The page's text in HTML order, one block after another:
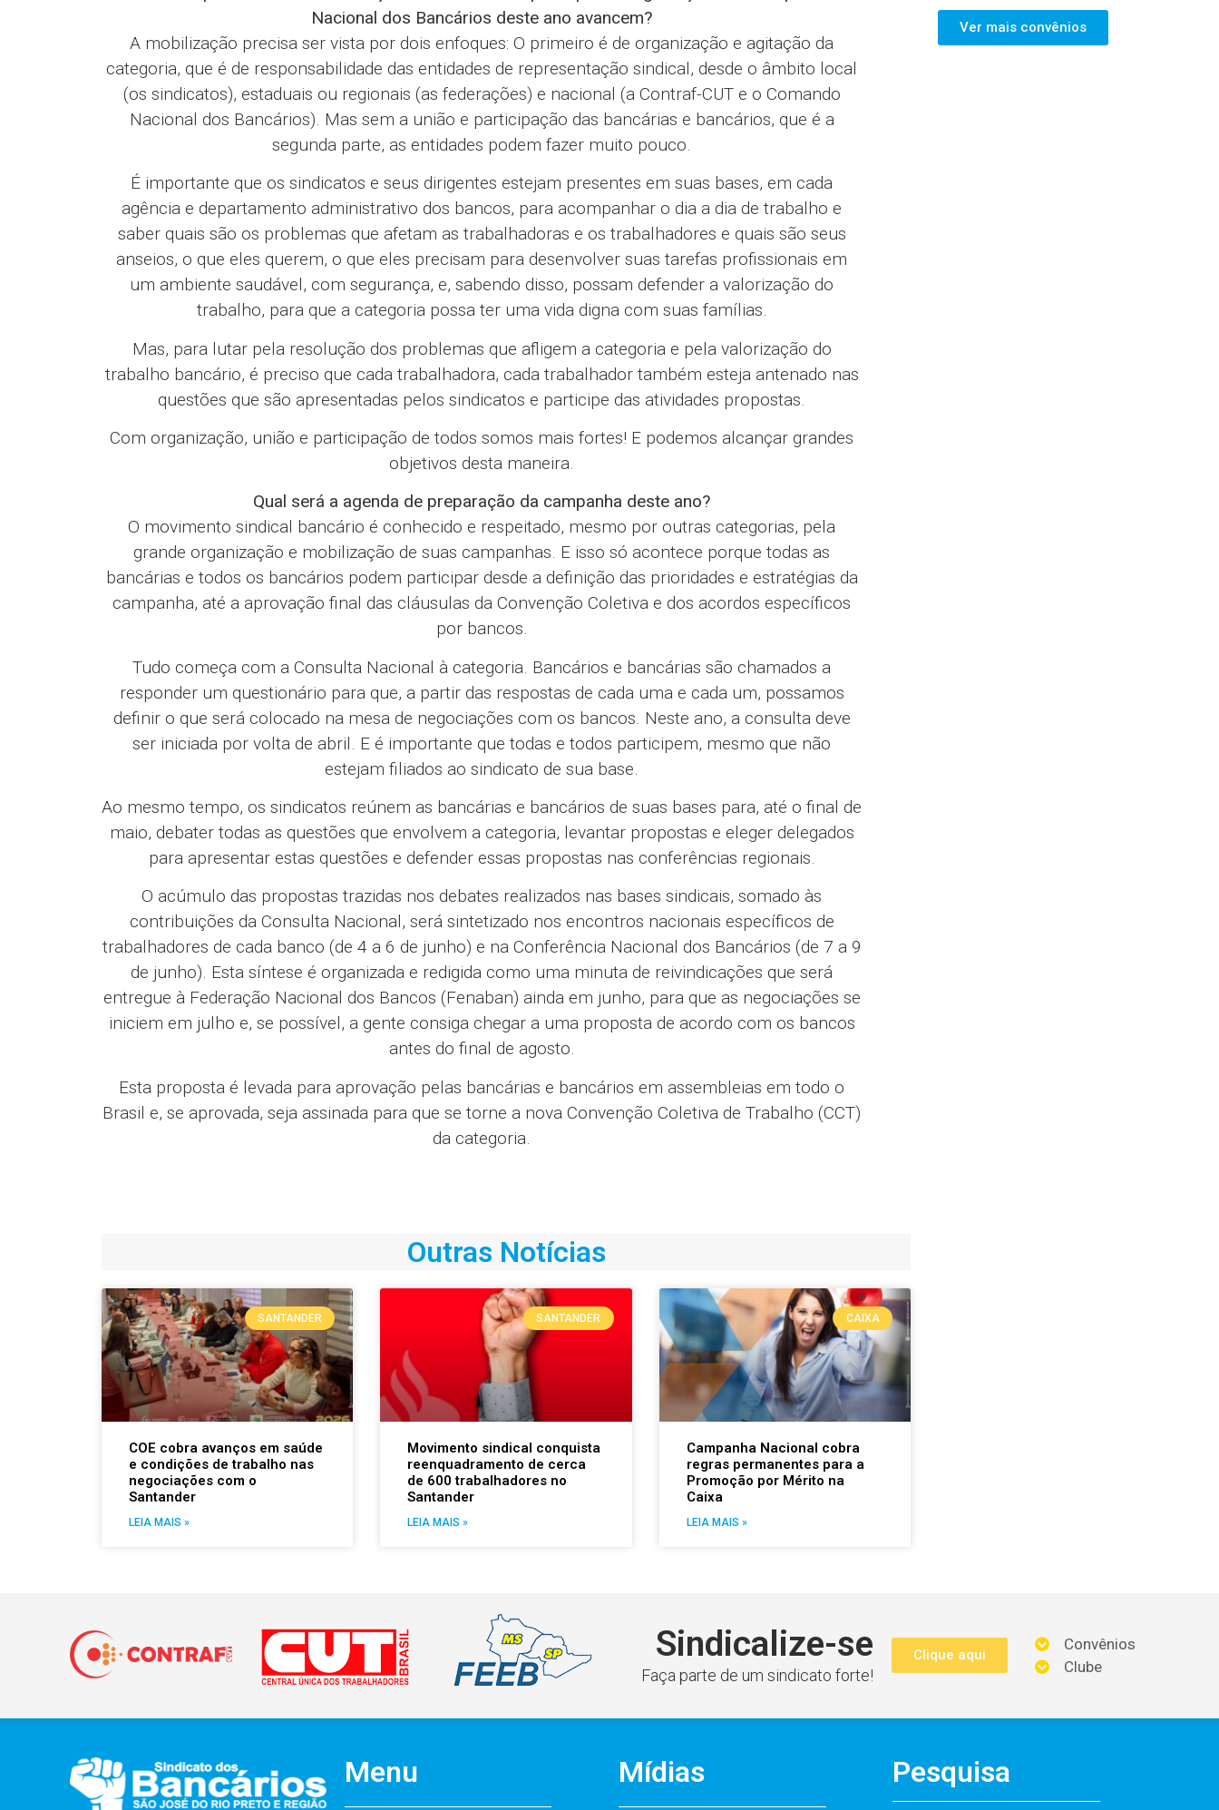
Nacional dos Bancários deste ano avancem?
A mobilização precisa ser vista por dois enfoques: O primeiro é de organização e agitação da
categoria, que é de responsabilidade das entidades de representação sindical, desde o âmbito local
(os sindicatos), estaduais ou regionais (as federações) e nacional (a Contraf-CUT e o Comando
Nacional dos Bancários). Mas sem a união e participação das bancárias e bancários, que é a
segunda parte, as entidades podem fazer muito pouco.
É importante que os sindicatos e seus dirigentes estejam presentes em suas bases, em cada
agência e departamento administrativo dos bancos, para acompanhar o dia a dia de trabalho e
saber quais são os problemas que afetam as trabalhadoras e os trabalhadores e quais são seus
anseios, o que eles querem, o que eles precisam para desenvolver suas tarefas profissionais em
um ambiente saudável, com segurança, e, sabendo disso, possam defender a valorização do
trabalho, para que a categoria possa ter uma vida digna com suas famílias.
Mas, para lutar pela resolução dos problemas que afligem a categoria e pela valorização do
trabalho bancário, é preciso que cada trabalhadora, cada trabalhador também esteja antenado nas
questões que são apresentadas pelos sindicatos e participe das atividades propostas.
Com organização, união e participação de todos somos mais fortes! E podemos alcançar grandes
objetivos desta maneira.
Qual será a agenda de preparação da campanha deste ano?
O movimento sindical bancário é conhecido e respeitado, mesmo por outras categorias, pela
grande organização e mobilização de suas campanhas. E isso só acontece porque todas as
bancárias e todos os bancários podem participar desde a definição das prioridades e estratégias da
campanha, até a aprovação final das cláusulas da Convenção Coletiva e dos acordos específicos
por bancos.
Tudo começa com a Consulta Nacional à categoria. Bancários e bancárias são chamados a
responder um questionário para que, a partir das respostas de cada uma e cada um, possamos
definir o que será colocado na mesa de negociações com os bancos. Neste ano, a consulta deve
ser iniciada por volta de abril. E é importante que todas e todos participem, mesmo que não
estejam filiados ao sindicato de sua base.
Ao mesmo tempo, os sindicatos reúnem as bancárias e bancários de suas bases para, até o final de
maio, debater todas as questões que envolvem a categoria, levantar propostas e eleger delegados
para apresentar estas questões e defender essas propostas nas conferências regionais.
O acúmulo das propostas trazidas nos debates realizados nas bases sindicais, somado às
contribuições da Consulta Nacional, será sintetizado nos encontros nacionais específicos de
trabalhadores de cada banco (de 4 a 6 de junho) e na Conferência Nacional dos Bancários (de 7 a 9
de junho). Esta síntese é organizada e redigida como uma minuta de reivindicações que será
entregue à Federação Nacional dos Bancos (Fenaban) ainda em junho, para que as negociações se
iniciem em julho e, se possível, a gente consiga chegar a uma proposta de acordo com os bancos
antes do final de agosto.
Esta proposta é levada para aprovação pelas bancárias e bancários em assembleias em todo o
Brasil e, se aprovada, seja assinada para que se torne a nova Convenção Coletiva de Trabalho (CCT)
da categoria.
Outras Notícias
SANTANDER
COE cobra avanços em saúde
e condições de trabalho nas
negociações com o
Santander
LEIA MAIS »
SANTANDER
Movimento sindical conquista
reenquadramento de cerca
de 600 trabalhadores no
Santander
LEIA MAIS »
CAIXA
Campanha Nacional cobra
regras permanentes para a
Promoção por Mérito na
Caixa
LEIA MAIS »
Ver mais convênios
Sindicalize-se
Faça parte de um sindicato forte!
Clique aqui
Convênios
Clube
Menu Mídias Pesquisa